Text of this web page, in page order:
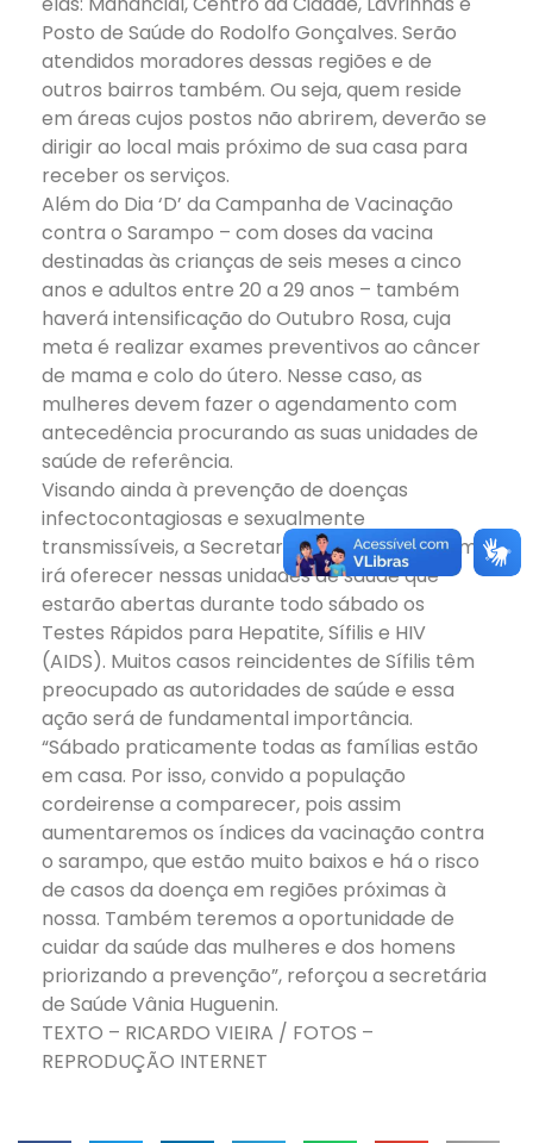
Posto de Saúde do Rodolfo Gonçalves. Serão
atendidos moradores dessas regiões e de
outros bairros também. Ou seja, quem reside
em áreas cujos postos não abrirem, deverão se
dirigir ao local mais próximo de sua casa para
receber os serviços.
Além do Dia ‘D’ da Campanha de Vacinação
contra o Sarampo – com doses da vacina
destinadas às crianças de seis meses a cinco
anos e adultos entre 20 a 29 anos – também
haverá intensificação do Outubro Rosa, cuja
meta é realizar exames preventivos ao câncer
de mama e colo do útero. Nesse caso, as
mulheres devem fazer o agendamento com
antecedência procurando as suas unidades de
saúde de referência.
Visando ainda à prevenção de doenças
infectocontagiosas e sexualmente
transmissíveis, a Secretaria de Saúde também
irá oferecer nessas unidades de saúde que
estarão abertas durante todo sábado os
Testes Rápidos para Hepatite, Sífilis e HIV
(AIDS). Muitos casos reincidentes de Sífilis têm
preocupado as autoridades de saúde e essa
ação será de fundamental importância.
“Sábado praticamente todas as famílias estão
em casa. Por isso, convido a população
cordeirense a comparecer, pois assim
aumentaremos os índices da vacinação contra
o sarampo, que estão muito baixos e há o risco
de casos da doença em regiões próximas à
nossa. Também teremos a oportunidade de
cuidar da saúde das mulheres e dos homens
priorizando a prevenção”, reforçou a secretária
de Saúde Vânia Huguenin.
TEXTO – RICARDO VIEIRA / FOTOS –
REPRODUÇÃO INTERNET